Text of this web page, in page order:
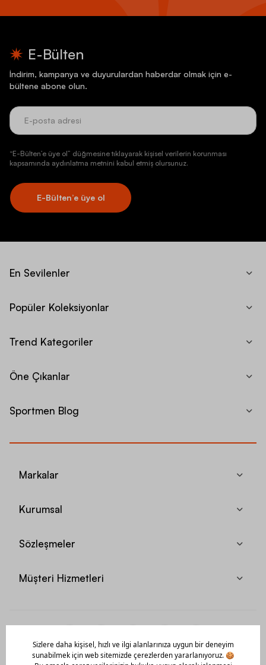
E-Bülten
İndirim, kampanya ve duyurulardan haberdar olmak için e-
bültene abone olun.
“E-Bülten’e üye ol” düğmesine tıklayarak kişisel verilerin korunması
kapsamında aydınlatma metnini kabul etmiş olursunuz.
E-Bülten’e üye ol
En Sevilenler
Popüler Koleksiyonlar
Trend Kategoriler
Öne Çıkanlar
Sportmen Blog
Markalar
Kurumsal
Sözleşmeler
Müşteri Hizmetleri